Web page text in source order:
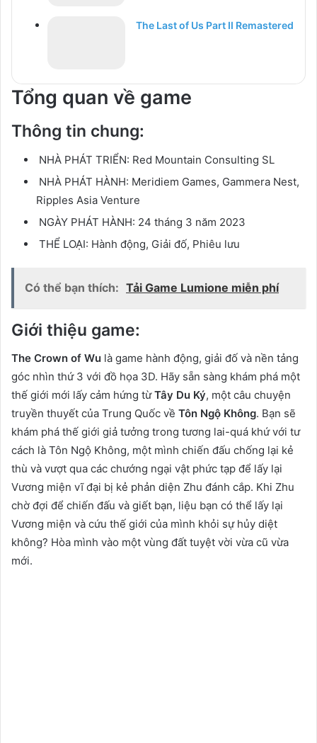
The Last of Us Part II Remastered
Tổng quan về game
Thông tin chung:
NHÀ PHÁT TRIỂN: Red Mountain Consulting SL
NHÀ PHÁT HÀNH: Meridiem Games, Gammera Nest,
Ripples Asia Venture
NGÀY PHÁT HÀNH: 24 tháng 3 năm 2023
THỂ LOẠI: Hành động, Giải đố, Phiêu lưu
Có thể bạn thích: Tải Game Lumione miễn phí
Giới thiệu game:
The Crown of Wu là game hành động, giải đố và nền tảng
góc nhìn thứ 3 với đồ họa 3D. Hãy sẵn sàng khám phá một
thế giới mới lấy cảm hứng từTây Du Ký, một câu chuyện
truyền thuyết của Trung Quốc về Tôn Ngộ Không. Bạn sẽ
khám phá thế giới giả tưởng trong tương lai-quá khứ với tư
cách là Tôn Ngộ Không, một mình chiến đấu chống lại kẻ
thù và vượt qua các chướng ngại vật phức tạp để lấy lại
Vương miện vĩ đại bị kẻ phản diện Zhu đánh cắp. Khi Zhu
chờ đợi để chiến đấu và giết bạn, liệu bạn có thể lấy lại
Vương miện và cứu thế giới của mình khỏi sự hủy diệt
không? Hòa mình vào một vùng đất tuyệt vời vừa cũ vừa
mới.